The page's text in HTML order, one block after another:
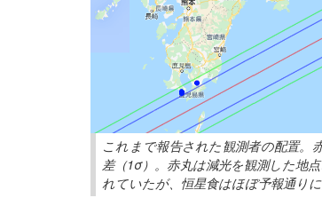
これまで報告された観測者の配置。
差（1σ）。赤丸は減光を観測した地
れていたが、恒星食はほぼ予報通り